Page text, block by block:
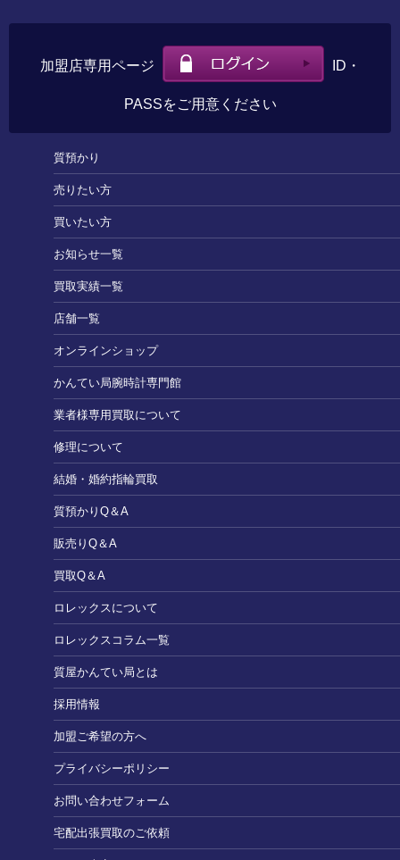
加盟店専用ページ ID・
PASSをご用意ください
質預かり
売りたい方
買いたい方
お知らせ一覧
買取実績一覧
店舗一覧
オンラインショップ
かんてい局腕時計専門館
業者様専用買取について
修理について
結婚・婚約指輪買取
質預かりQ＆A
販売りQ＆A
買取Q＆A
ロレックスについて
ロレックスコラム一覧
質屋かんてい局とは
採用情報
加盟ご希望の方へ
プライバシーポリシー
お問い合わせフォーム
宅配出張買取のご依頼